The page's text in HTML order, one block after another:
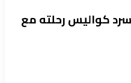
كواليس رحلته مع